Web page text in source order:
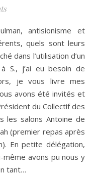
quels sont leurs
dans l’utilisation d’un
S., j’ai eu besoin de
je vous livre mes
avons été invités et
du Collectif des
les salons Antoine de
(premier repas après
En petite délégation,
même avons pu nous y
tant…